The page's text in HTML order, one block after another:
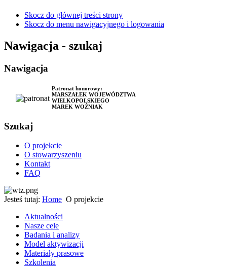
Skocz do głównej treści strony
Skocz do menu nawigacyjnego i logowania
Nawigacja - szukaj
Nawigacja
Patronat honorowy:
MARSZAŁEK WOJEWÓDZTWA
WIELKOPOLSKIEGO
MAREK WOŹNIAK
Szukaj
O projekcie
O stowarzyszeniu
Kontakt
FAQ
Jesteś tutaj: Home O projekcie
Aktualności
Nasze cele
Badania i analizy
Model aktywizacji
Materiały prasowe
Szkolenia